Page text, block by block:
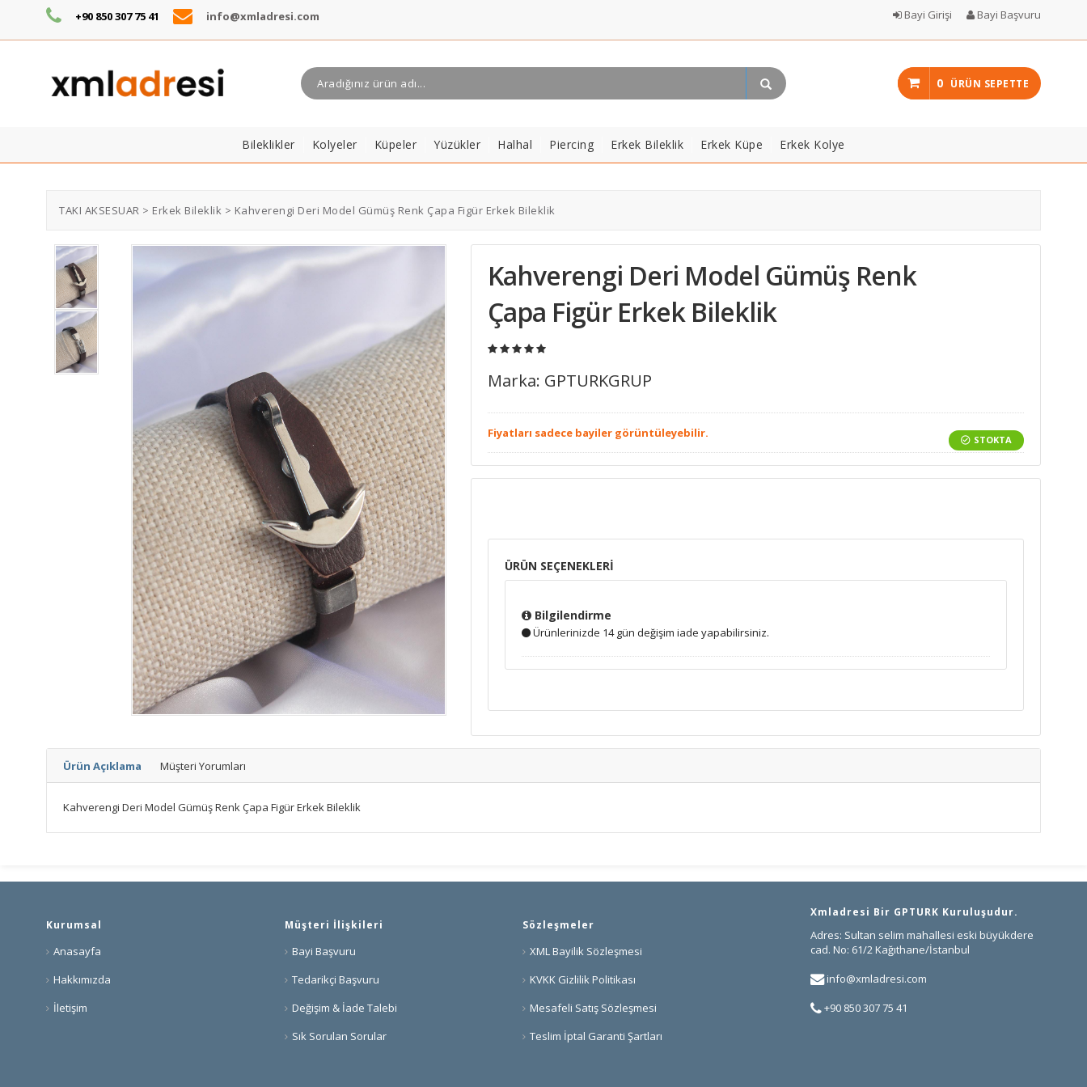
+90 850 307 75 41 info@xmladresi.com Bayi Girişi Bayi Başvuru
0 ÜRÜN SEPETTE
Bileklikler Kolyeler Küpeler Yüzükler Halhal Piercing Erkek Bileklik Erkek Küpe Erkek Kolye
TAKI AKSESUAR > Erkek Bileklik > Kahverengi Deri Model Gümüş Renk Çapa Figür Erkek Bileklik
Kahverengi Deri Model Gümüş Renk
Çapa Figür Erkek Bileklik
Marka: GPTURKGRUP
Fiyatları sadece bayiler görüntüleyebilir. STOKTA
ÜRÜN SEÇENEKLERİ
Bilgilendirme
Ürünlerinizde 14 gün değişim iade yapabilirsiniz.
Ürün Açıklama Müşteri Yorumları
Kahverengi Deri Model Gümüş Renk Çapa Figür Erkek Bileklik
Kurumsal
Anasayfa
Hakkımızda
İletişim
Müşteri İlişkileri
Bayi Başvuru
Tedarikçi Başvuru
Değişim & İade Talebi
Sık Sorulan Sorular
Sözleşmeler
XML Bayilik Sözleşmesi
KVKK Gizlilik Politikası
Mesafeli Satış Sözleşmesi
Teslim İptal Garanti Şartları
Xmladresi Bir GPTURK Kuruluşudur.
Adres: Sultan selim mahallesi eski büyükdere
cad. No: 61/2 Kağıthane/İstanbul
info@xmladresi.com
+90 850 307 75 41